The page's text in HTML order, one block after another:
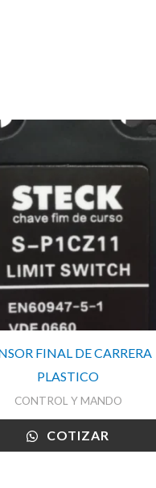
FINAL DE CARRERA
PLASTICO
CONTROL Y MANDO
COTIZAR